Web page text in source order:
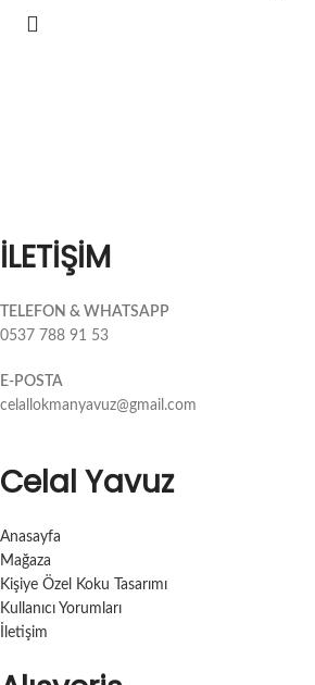
İLETİŞİM
TELEFON & WHATSAPP
0537 788 91 53
E-POSTA
celallokmanyavuz@gmail.com
Celal Yavuz
Anasayfa
Mağaza
Kişiye Özel Koku Tasarımı
Kullanıcı Yorumları
İletişim